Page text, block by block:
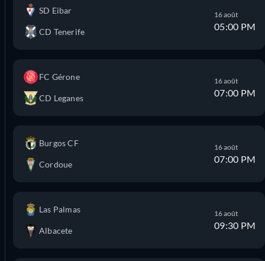
SD Eibar
CD Tenerife
16 août
05:00 PM
FC Gérone
CD Leganes
16 août
07:00 PM
Burgos CF
Cordoue
16 août
07:00 PM
Las Palmas
Albacete
16 août
09:30 PM